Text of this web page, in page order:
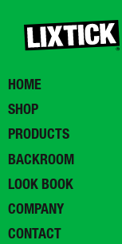
HOME
SHOP
PRODUCTS
BACKROOM
LOOK BOOK
COMPANY
CONTACT